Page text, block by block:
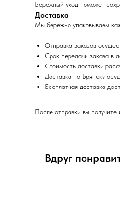
Бережный уход поможет
Доставка
Мы бережно упаковываем
Отправка заказов
Срок передачи заказа в
Стоимость доставки
Доставка по Брянску
Бесплатная доставка
После отправки вы получите
Вдруг